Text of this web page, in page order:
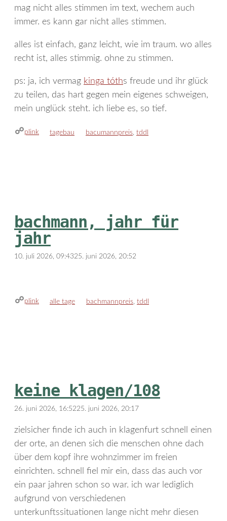
mag nicht alles stimmen im text, wechem auch
immer. es kann gar nicht alles stimmen.
alles ist einfach, ganz leicht, wie im traum. wo alles
recht ist, alles stimmig. ohne zu stimmen.
ps: ja, ich vermag kinga tóths freude und ihr glück
zu teilen, das hart gegen mein eigenes schweigen,
mein unglück steht. ich liebe es, so tief.
plink kategorien
tagebau schlagwörter
bacumannpreis, tddl
bachmann, jahr für
jahr
10. juli 2026, 09:4325. juni 2026, 20:52
plink kategorien
alle tage schlagwörter
bachmannpreis tddl
keine klagen/108
26. juni 2026, 16:5225. juni 2026, 20:17
zielsicher finde ich auch in klagenfurt schnell einen
der orte, an denen sich die menschen ohne dach
über dem kopf ihre wohnzimmer im freien
einrichten. schnell fiel mir ein, dass das auch vor
ein paar jahren schon so war. ich war lediglich
aufgrund von verschiedenen
unterkunftssituationen lange nicht mehr diesen